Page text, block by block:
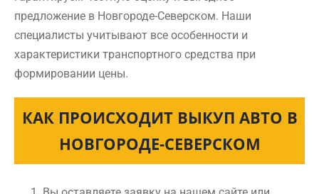
предложение в Новгороде-Северском. Наши
специалисты учитывают все особенности и
характеристики транспортного средства при
формировании цены.
КАК ПРОИСХОДИТ ВЫКУП АВТО В
НОВГОРОДЕ-СЕВЕРСКОМ